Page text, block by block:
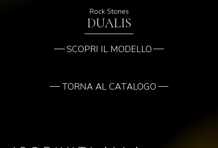
Rock Stones
DUALIS
SCOPRI IL MODELLO
TORNA AL CATALOGO